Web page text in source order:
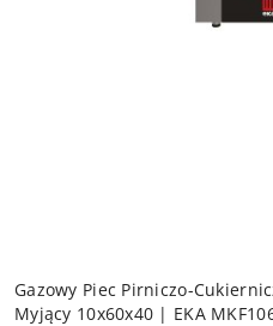
Gazowy Piec Pirniczo-
Myjący 10x60x40 | EKA